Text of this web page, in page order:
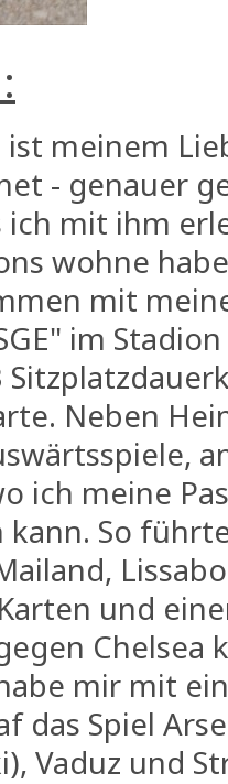
ist meinem
- genauer
ich mit ihm
wohne
mit
im
Neben
ich meine
kann. So
und
mir mit
das Spiel
Vaduz und